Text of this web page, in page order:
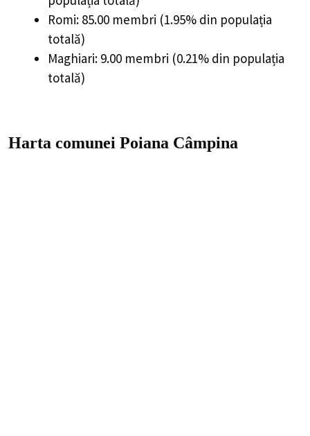
Romi: 85.00 membri (1.95% din populația
totală)
Maghiari: 9.00 membri (0.21% din populația
totală)
Harta comunei Poiana Câmpina